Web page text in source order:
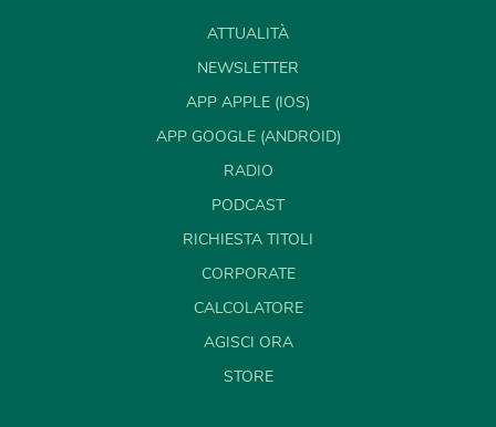
ATTUALITÀ
NEWSLETTER
APP APPLE (IOS)
APP GOOGLE (ANDROID)
RADIO
PODCAST
RICHIESTA TITOLI
CORPORATE
CALCOLATORE
AGISCI ORA
STORE